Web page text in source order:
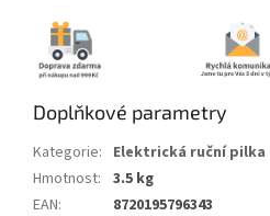
Doplňkové parametry
Kategorie: Elektrická ruční pilka
Hmotnost: 3.5 kg
EAN: 8720195796343